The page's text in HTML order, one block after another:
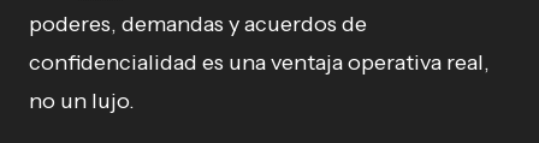
poderes, demandas y acuerdos de
confidencialidad es una ventaja operativa real,
no un lujo.